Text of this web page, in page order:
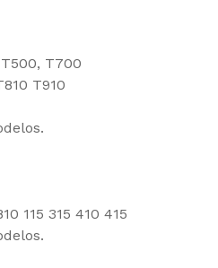
T700
T910
115 315 410 415